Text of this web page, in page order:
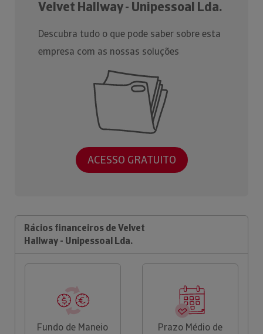
Velvet Hallway - Unipessoal Lda.
Descubra tudo o que pode saber sobre esta
empresa com as nossas soluções
ACESSO GRATUITO
Rácios financeiros de Velvet
Hallway - Unipessoal Lda.
Fundo de Maneio
Prazo Médio de